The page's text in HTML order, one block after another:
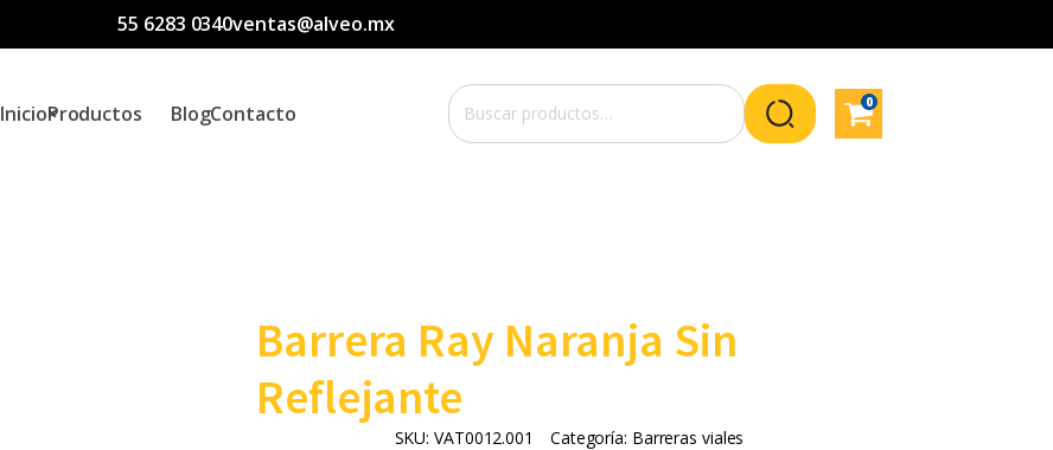
55 6283 0340ventas@alveo.mx
InicioProductos BlogContacto
Buscar
por:
0
Barrera Ray Naranja Sin
Reflejante
SKU:VAT0012.001 Categoría: Barreras viales